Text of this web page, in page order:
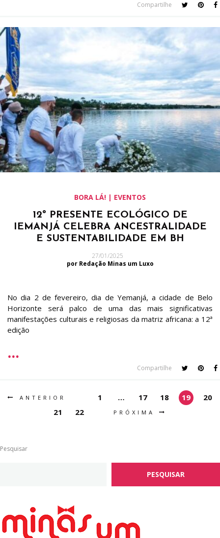
Compartilhe
BORA LÁ! | EVENTOS
12º PRESENTE ECOLÓGICO DE
IEMANJÁ CELEBRA ANCESTRALIDADE
E SUSTENTABILIDADE EM BH
27/01/2025
por Redação Minas um Luxo
No dia 2 de fevereiro, dia de Yemanjá, a cidade de Belo
Horizonte será palco de uma das mais significativas
manifestações culturais e religiosas da matriz africana: a 12ª
edição
Compartilhe
ANTERIOR 1 … 17 18 19
20
21
22 PRÓXIMA
Pesquisar
PESQUISAR